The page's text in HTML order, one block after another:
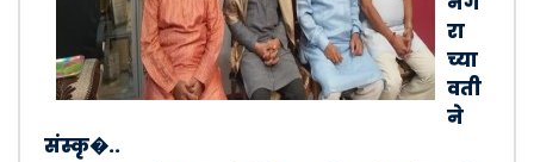
रा
च्या
वती
ने
संस्कृ�..